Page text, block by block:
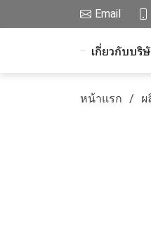
Email
เกี่ยวกับบริ
หน้าแรก ผ